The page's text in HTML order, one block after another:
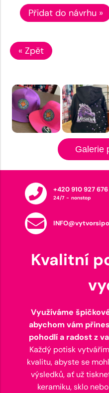
Přidat do návrhu »
« Zpět
Galerie
+420 910 927 676
24/7 - nonstop
Kvalitní
Využíváme
abychom vám
pohodlí a radost z
Každý potisk
kvalitu, abyste se
výsledků, ať už
keramiku, sklo